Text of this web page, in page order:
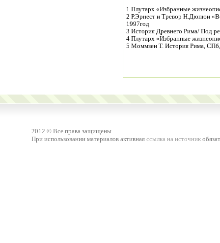
1 Плутарх «Избранные
2 Р.Эрнест и Тревор Н.Дюпюи
1997год
3 История Древнего Рима/ Под
4 Плутарх «Избранные
5 Моммзен Т. История Рима,
2012 © Все права защищены
При использовании материалов активная ссылка на источник